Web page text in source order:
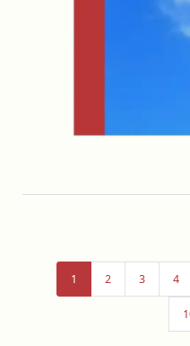
1 2 3 4